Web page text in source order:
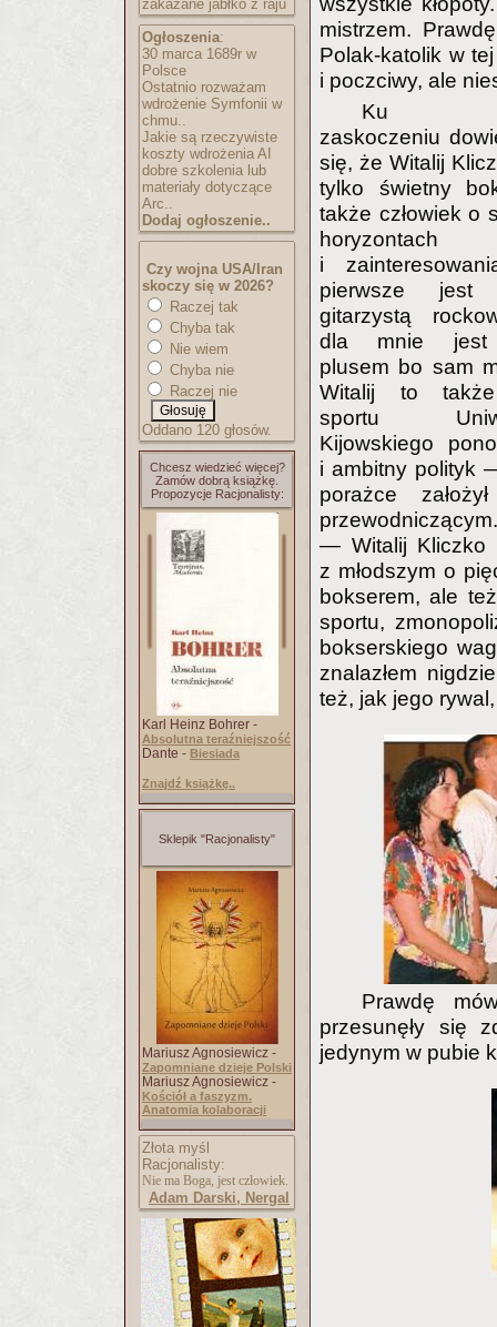
zakazane jabłko z raju
Ogłoszenia:
30 marca 1689r w
Polsce
Ostatnio rozważam
wdrożenie Symfonii w
chmu..
Jakie są rzeczywiste
koszty wdrożenia AI
dobre szkolenia lub
materiały dotyczące
Arc..
Dodaj ogłoszenie..
Czy wojna USA/Iran
skoczy się w 2026?
Raczej tak
Chyba tak
Nie wiem
Chyba nie
Raczej nie
Oddano 120 głosów.
Chcesz wiedzieć więcej?
Zamów dobrą książkę.
Propozycje Racjonalisty:
Karl Heinz Bohrer -
Absolutna teraźniejszość
Dante - Biesiada
Znajdź książkę..
Sklepik "Racjonalisty"
Mariusz Agnosiewicz -
Zapomniane dzieje Polski
Mariusz Agnosiewicz -
Kościół a faszyzm.
Anatomia kolaboracji
Złota myśl
Racjonalisty:
Nie ma Boga, jest człowiek.
Adam Darski, Nergal
mistrzem.
Polak-katolik w
i poczciwy, ale
Ku
zaskoczeniu
się, że Witalij
tylko świetny
także człowiek o
horyzontach
i
pierwsze jest
gitarzystą
dla mnie jest
plusem bo sam
Witalij to
sportu
Kijowskiego
i ambitny polityk
porażce
— Witalij Kliczko
z młodszym o
bokserem, ale
sportu,
bokserskiego
znalazłem
też, jak jego
Prawdę
przesunęły się
jedynym w pubie